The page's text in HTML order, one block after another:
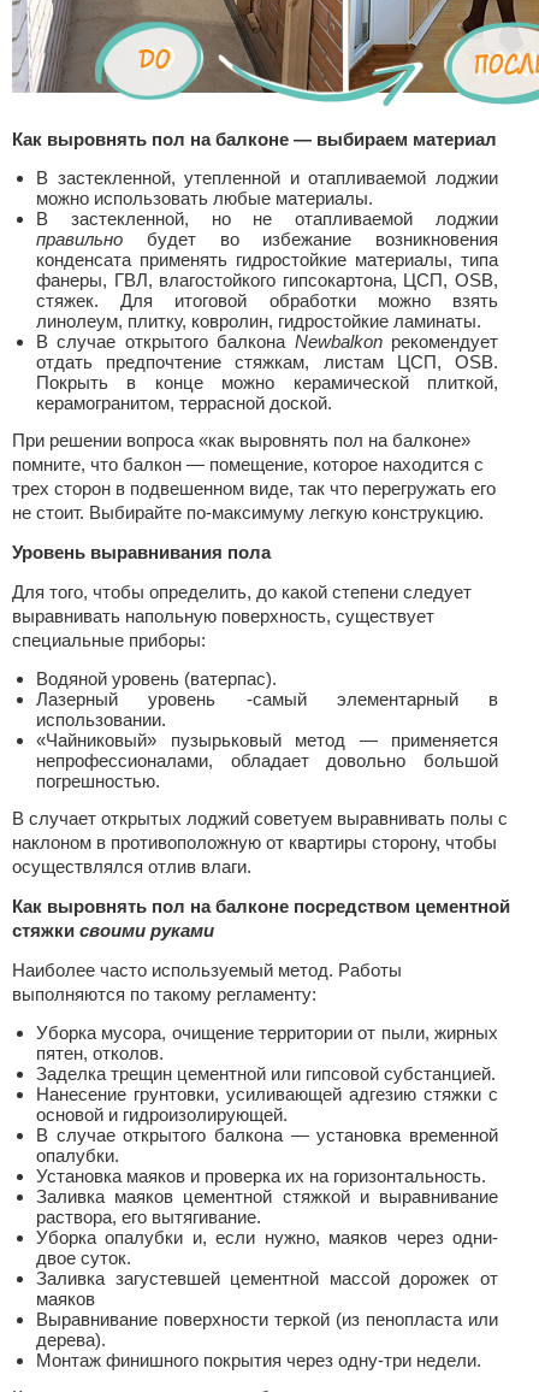
Как выровнять пол на балконе — выбираем материал
В застекленной, утепленной и отапливаемой лоджии
можно использовать любые материалы.
В застекленной, но не отапливаемой лоджии
правильно будет во избежание возникновения
конденсата применять гидростойкие материалы, типа
фанеры, ГВЛ, влагостойкого гипсокартона, ЦСП, OSB,
стяжек. Для итоговой обработки можно взять
линолеум, плитку, ковролин, гидростойкие ламинаты.
В случае открытого балкона Newbalkonрекомендует
отдать предпочтение стяжкам, листам ЦСП, OSB.
Покрыть в конце можно керамической плиткой,
керамогранитом, террасной доской.
При решении вопроса «как выровнять пол на балконе»
помните, что балкон — помещение, которое находится с
трех сторон в подвешенном виде, так что перегружать его
не стоит. Выбирайте по-максимуму легкую конструкцию.
Уровень выравнивания пола
Для того, чтобы определить, до какой степени следует
выравнивать напольную поверхность, существует
специальные приборы:
Водяной уровень (ватерпас).
Лазерный уровень -самый элементарный в
использовании.
«Чайниковый» пузырьковый метод — применяется
непрофессионалами, обладает довольно большой
погрешностью.
В случает открытых лоджий советуем выравнивать полы с
наклоном в противоположную от квартиры сторону, чтобы
осуществлялся отлив влаги.
Как выровнять пол на балконе посредством цементной
стяжки своими руками
Наиболее часто используемый метод. Работы
выполняются по такому регламенту:
Уборка мусора, очищение территории от пыли, жирных
пятен, отколов.
Заделка трещин цементной или гипсовой субстанцией.
Нанесение грунтовки, усиливающей адгезию стяжки с
основой и гидроизолирующей.
В случае открытого балкона — установка временной
опалубки.
Установка маяков и проверка их на горизонтальность.
Заливка маяков цементной стяжкой и выравнивание
раствора, его вытягивание.
Уборка опалубки и, если нужно, маяков через одни-
двое суток.
Заливка загустевшей цементной массой дорожек от
маяков
Выравнивание поверхности теркой (из пенопласта или
дерева).
Монтаж финишного покрытия через одну-три недели.